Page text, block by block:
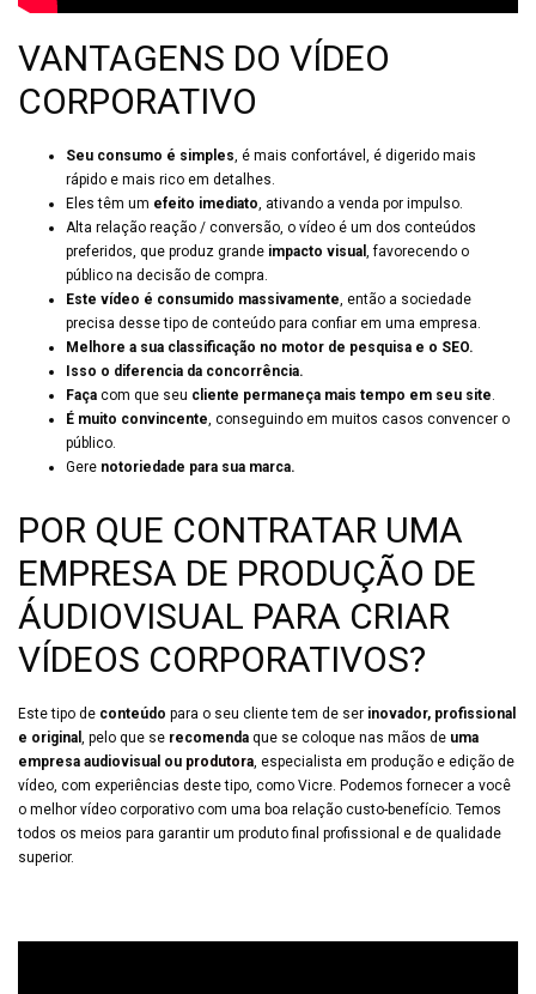
VANTAGENS DO VÍDEO
CORPORATIVO
Seu consumo é simples, é mais confortável, é digerido mais
rápido e mais rico em detalhes.
Eles têm um efeito imediato, ativando a venda por impulso.
Alta relação reação / conversão, o vídeo é um dos conteúdos
preferidos, que produz grande impacto visual , favorecendo o
público na decisão de compra.
Este vídeo é consumido massivamente, então a sociedade
precisa desse tipo de conteúdo para confiar em uma empresa.
Melhore a sua classificação no motor de pesquisa e o SEO.
Isso o diferencia da concorrência.
Faça com que seu cliente permaneça mais tempo em seu site.
É muito convincente, conseguindo em muitos casos convencer o
público.
Gere notoriedade para sua marca.
POR QUE CONTRATAR UMA
EMPRESA DE PRODUÇÃO DE
ÁUDIOVISUAL PARA CRIAR
VÍDEOS CORPORATIVOS?
Este tipo de conteúdo para o seu cliente tem de ser inovador, profissional
e original , pelo que se recomenda que se coloque nas mãos de uma
empresa audiovisual ou produtora, especialista em produção e edição de
vídeo, com experiências deste tipo, como Vicre. Podemos fornecer a você
o melhor vídeo corporativo com uma boa relação custo-benefício. Temos
todos os meios para garantir um produto final profissional e de qualidade
superior.